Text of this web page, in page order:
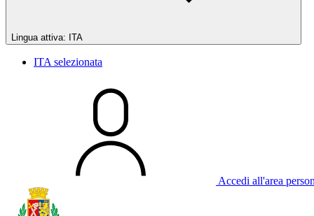
Lingua attiva: ITA
ITA selezionata
Accedi all'area